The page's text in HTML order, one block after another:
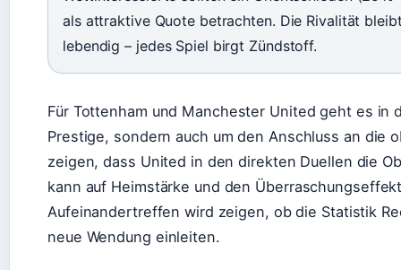
als attraktive Quote betrachten. Die Rivalität
lebendig – jedes Spiel birgt Zündstoff.
Für Tottenham und Manchester United geht es in
Prestige, sondern auch um den Anschluss an die
zeigen, dass United in den direkten Duellen die
kann auf Heimstärke und den
Aufeinandertreffen wird zeigen, ob die Statistik
neue Wendung einleiten.